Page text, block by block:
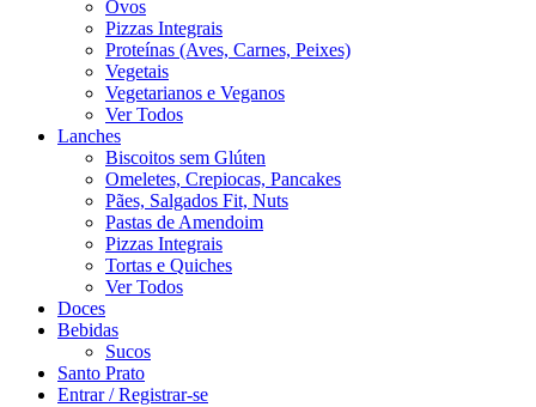
Ovos
Pizzas Integrais
Proteínas (Aves, Carnes, Peixes)
Vegetais
Vegetarianos e Veganos
Ver Todos
Lanches
Biscoitos sem Glúten
Omeletes, Crepiocas, Pancakes
Pães, Salgados Fit, Nuts
Pastas de Amendoim
Pizzas Integrais
Tortas e Quiches
Ver Todos
Doces
Bebidas
Sucos
Santo Prato
Entrar / Registrar-se